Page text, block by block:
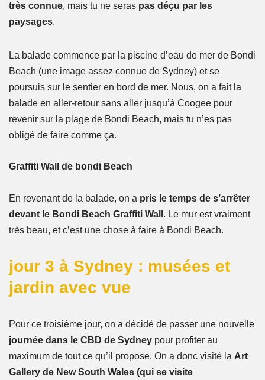
très connue, mais tu ne seras pas déçu par les
paysages.
La balade commence par la piscine d’eau de mer de Bondi
Beach (une image assez connue de Sydney) et se
poursuis sur le sentier en bord de mer. Nous, on a fait la
balade en aller-retour sans aller jusqu’à Coogee pour
revenir sur la plage de Bondi Beach, mais tu n’es pas
obligé de faire comme ça.
Graffiti Wall de bondi Beach
En revenant de la balade, on a pris le temps de s’arrêter
devant le Bondi Beach Graffiti Wall . Le mur est vraiment
très beau, et c’est une chose à faire à Bondi Beach.
jour 3 à Sydney : musées et
jardin avec vue
Pour ce troisième jour, on a décidé de passer une nouvelle
journée dans le CBD de Sydney pour profiter au
maximum de tout ce qu’il propose. On a donc visité la Art
Gallery de New South Wales (qui se visite